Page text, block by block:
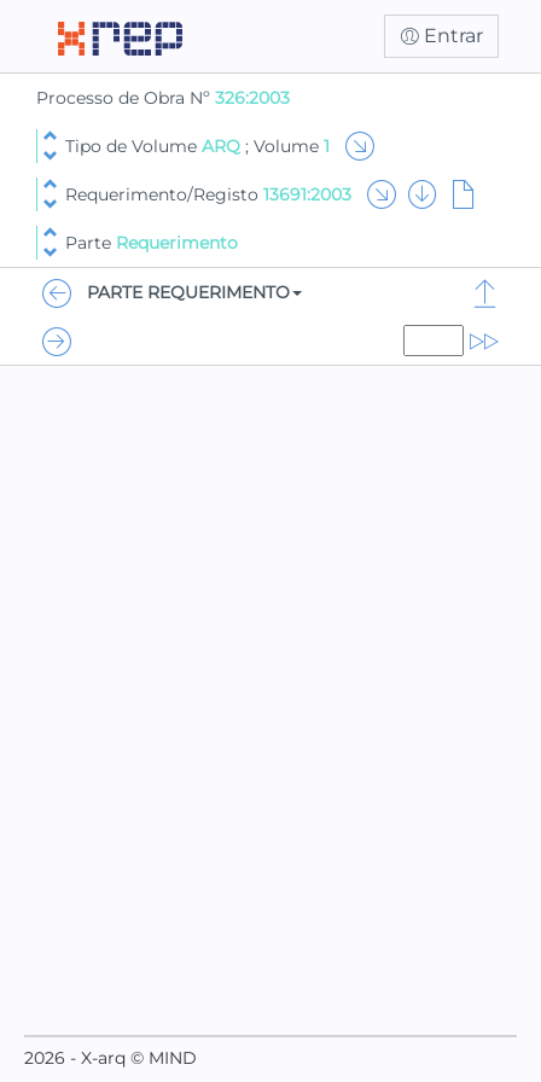
Entrar
Processo de Obra Nº 326:2003
Tipo de Volume ARQ ; Volume 1
Requerimento/Registo 13691:2003
Parte Requerimento
PARTE REQUERIMENTO
2026 - X-arq © MIND